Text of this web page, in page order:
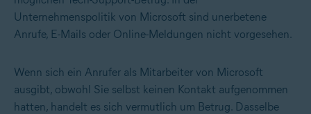
Unternehmenspolitik von Microsoft sind unerbetene
Anrufe, E-Mails oder Online-Meldungen nicht vorgesehen.
Wenn sich ein Anrufer als Mitarbeiter von Microsoft
ausgibt, obwohl Sie selbst keinen Kontakt aufgenommen
hatten, handelt es sich vermutlich um Betrug. Dasselbe